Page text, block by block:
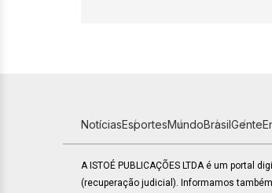
NotíciasEsportesMundoBrasilGente
A ISTOÉ PUBLICAÇÕES LTDA é um portal
(recuperação judicial). Informamos